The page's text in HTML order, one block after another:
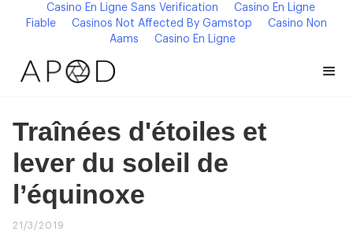
Casino En Ligne Sans Verification
Casino En Ligne
Fiable
Casinos Not Affected By Gamstop
Casino Non
Aams
Casino En Ligne
Traînées d'étoiles et
lever du soleil de
l’équinoxe
21/3/2019